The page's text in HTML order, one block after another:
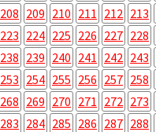
208 209 210 211 212 213
223 224 225 226 227 228
238 239 240 241 242 243
253 254 255 256 257 258
268 269 270 271 272 273
283 284 285 286 287 288